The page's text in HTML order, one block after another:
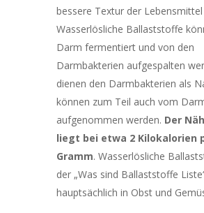
bessere Textur der
Wasserlösliche Ballaststoffe
Darm fermentiert und von den
Darmbakterien aufgespalten
dienen den Darmbakterien als
können zum Teil auch vom
aufgenommen werden. Der
liegt bei etwa 2 Kilokalorien
Gramm. Wasserlösliche
der „Was sind Ballaststoffe
hauptsächlich in Obst und